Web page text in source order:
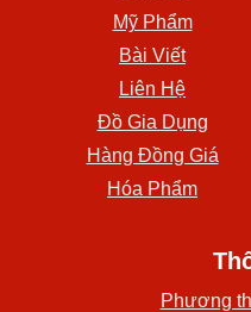
Mỹ Phẩm
Bài Viết
Liên Hệ
Đồ Gia Dụng
Hàng Đồng Giá
Hóa Phẩm
Phương